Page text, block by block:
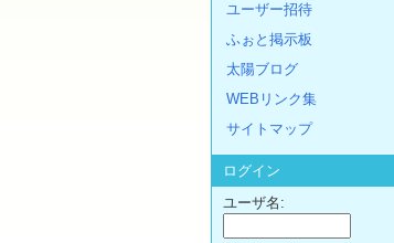
ユーザー招待
ふぉと掲示板
太陽ブログ
WEBリンク集
サイトマップ
ログイン
ユーザ名: